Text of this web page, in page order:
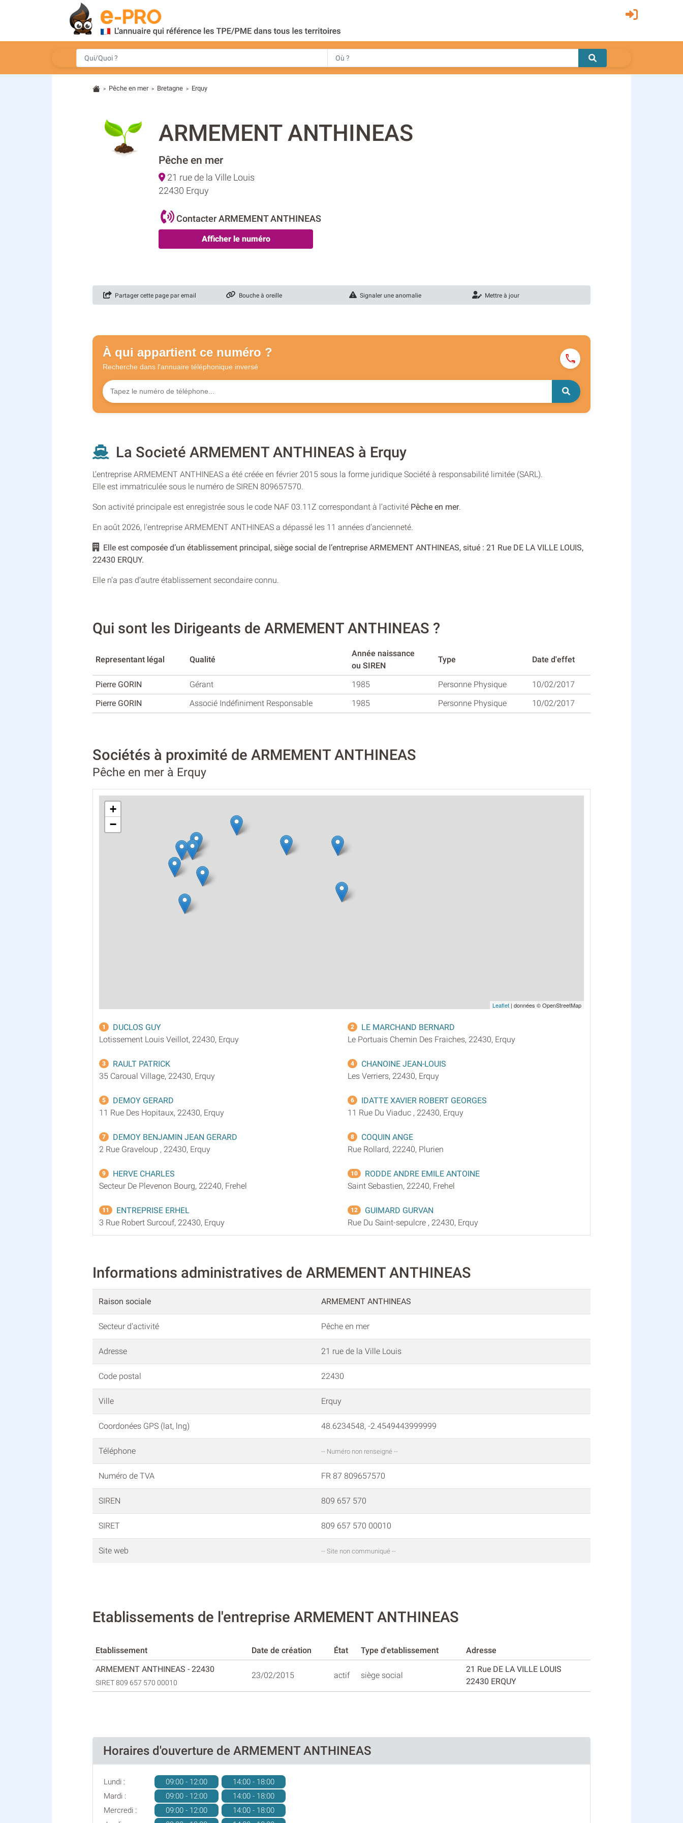
> Pêche en mer > Bretagne > Erquy
ARMEMENT ANTHINEAS
Pêche en mer
21 rue de la Ville Louis
22430 Erquy
Contacter ARMEMENT ANTHINEAS
Afficher le numéro
Partager cette page par email Bouche à oreille Signaler une anomalie Mettre à jour
À qui appartient ce numéro ?
Recherche dans l'annuaire téléphonique inversé
La Societé ARMEMENT ANTHINEAS à Erquy
L’entreprise ARMEMENT ANTHINEAS a été créée en février 2015 sous la forme juridique Société à responsabilité limitée (SARL).
Elle est immatriculée sous le numéro de SIREN 809657570.
Son activité principale est enregistrée sous le code NAF 03.11Z correspondant à l’activité Pêche en mer.
En août 2026, l'entreprise ARMEMENT ANTHINEAS a dépassé les 11 années d’ancienneté.
Elle est composée d’un établissement principal, siège social de l’entreprise ARMEMENT ANTHINEAS, situé : 21 Rue DE LA VILLE LOUIS,
22430 ERQUY.
Elle n’a pas d’autre établissement secondaire connu.
Qui sont les Dirigeants de ARMEMENT ANTHINEAS ?
Representant légal Qualité
Année naissance
ou SIREN
Type Date d'effet
Pierre GORIN Gérant 1985 Personne Physique
10/02/2017
Pierre GORIN
Associé Indéfiniment Responsable 1985 Personne Physique 10/02/2017
Sociétés à proximité de ARMEMENT ANTHINEAS
Pêche en mer à Erquy
+
−
Leaflet | données © OpenStreetMap
1
DUCLOS GUY
Lotissement Louis Veillot, 22430, Erquy
2
LE MARCHAND BERNARD
Le Portuais Chemin Des Fraiches, 22430, Erquy
3
RAULT PATRICK
35 Caroual Village, 22430, Erquy
4
CHANOINE JEAN-LOUIS
Les Verriers, 22430, Erquy
5
DEMOY GERARD
11 Rue Des Hopitaux, 22430, Erquy
6
IDATTE XAVIER ROBERT GEORGES
11 Rue Du Viaduc , 22430, Erquy
7
DEMOY BENJAMIN JEAN GERARD
2 Rue Graveloup , 22430, Erquy
8
COQUIN ANGE
Rue Rollard, 22240, Plurien
9
HERVE CHARLES
Secteur De Plevenon Bourg, 22240, Frehel
10
RODDE ANDRE EMILE ANTOINE
Saint Sebastien, 22240, Frehel
11
ENTREPRISE ERHEL
3 Rue Robert Surcouf, 22430, Erquy
12
GUIMARD GURVAN
Rue Du Saint-sepulcre , 22430, Erquy
Informations administratives de ARMEMENT ANTHINEAS
Raison sociale ARMEMENT ANTHINEAS
Secteur d'activité Pêche en mer
Adresse 21 rue de la Ville Louis
Code postal 22430
Ville Erquy
Coordonées GPS (lat, lng) 48.6234548, -2.4549443999999
Téléphone -- Numéro non renseigné --
Numéro de TVA FR 87 809657570
SIREN 809 657 570
SIRET 809 657 570 00010
Site web -- Site non communiqué --
Etablissements de l'entreprise ARMEMENT ANTHINEAS
Etablissement Date de création État Type d'etablissement
Adresse
ARMEMENT ANTHINEAS - 22430
SIRET 809 657 570 00010
23/02/2015 actif siège social
21 Rue DE LA VILLE LOUIS
22430 ERQUY
Horaires d'ouverture de ARMEMENT ANTHINEAS
Lundi : 09:00 - 12:00
14:00 - 18:00
Mardi :
09:00 - 12:00
14:00 - 18:00
Mercredi :
09:00 - 12:00
14:00 - 18:00